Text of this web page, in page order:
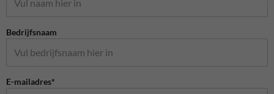
Bedrijfsnaam
E-mailadres*